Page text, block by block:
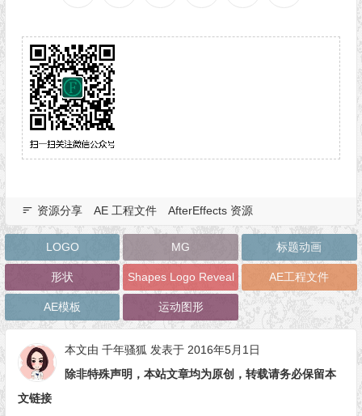
资源分享 AE 工程文件 AfterEffects 资源
LOGO MG 标题动画
形状 Shapes Logo Reveal AE工程文件
AE模板 运动图形
本文由 千年骚狐 发表于 2016年5月1日
除非特殊声明，本站文章均为原创，转载请务必保留本
文链接